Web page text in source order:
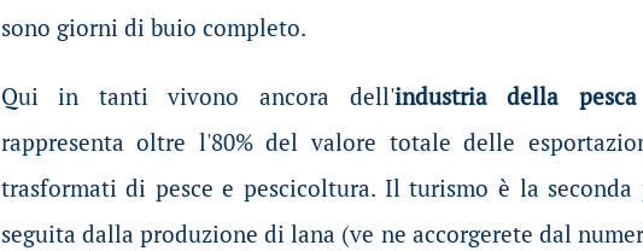
sono giorni di buio completo.
Qui in tanti vivono ancora dell'industria della pesca
rappresenta oltre l'80% del valore totale delle
trasformati di pesce e pescicoltura. Il turismo è la
seguita dalla produzione di lana (ve ne accorgerete dal